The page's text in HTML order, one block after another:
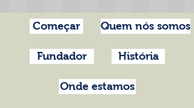
Começar
Fundador
Quem nós somos
História
Onde estamos